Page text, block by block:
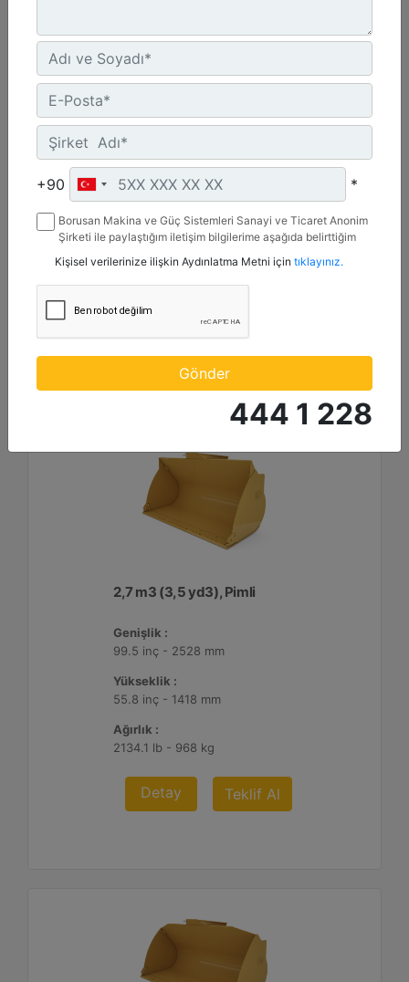
2,7 m3 (3,5 yd3), Pimli
Genişlik :
107.4 inç - 2727 mm
Yükseklik :
54.4 inç - 1381 mm
Ağırlık :
2250.9 lb - 1021 kg
Teklif Al
2,7 m3 (3,5 yd3), Pimli
Genişlik :
99.5 inç - 2528 mm
Yükseklik :
55.8 inç - 1418 mm
Ağırlık :
2134.1 lb - 968 kg
Detay Teklif Al
+90 *
Borusan Makina ve Güç Sistemleri Sanayi ve Ticaret Anonim
Şirketi ile paylaştığım iletişim bilgilerime aşağıda belirttiğim
mesaj gönderilmesine izin veriyorum.
Kişisel verilerinize ilişkin Aydınlatma Metni için tıklayınız.
Gönder
444 1 228